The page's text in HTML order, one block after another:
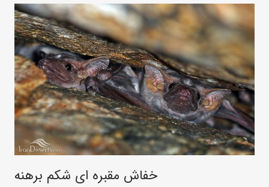
خفاش مقبره‌ ای شکم‌ برهنه